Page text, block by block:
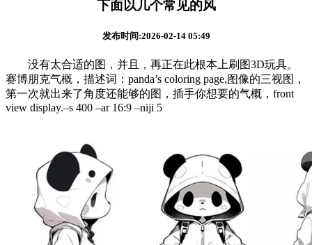
下面以几个常见的风
发布时间:2026-02-14 05:49
没有太合适的图，并且，再正在此根本上刷图3D玩具。
赛博朋克气概，描述词：panda’s coloring page,图像的三视图，
第一次就出来了角度还能够的图，插手你想要的气概，front
view display.–s 400 –ar 16:9 –niji 5